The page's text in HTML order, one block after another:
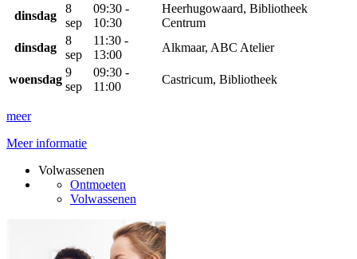
dinsdag
8
sep
09:30 -
10:30
Heerhugowaard, Bibliotheek
Centrum
dinsdag
8
sep
11:30 -
13:00
Alkmaar, ABC Atelier
woensdag
9
sep
09:30 -
11:00
Castricum, Bibliotheek
meer
Meer informatie
Volwassenen
Ontmoeten
Volwassenen